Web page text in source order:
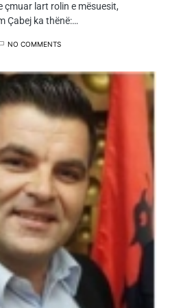
çmuar lart rolin e mësuesit,
Çabej ka thënë:…
NO COMMENTS